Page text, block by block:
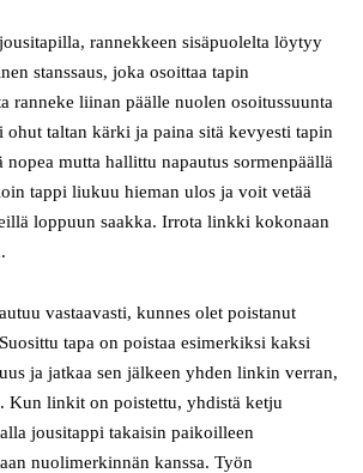
rannekkeen sisäpuolelta löytyy
stanssaus, joka osoittaa tapin
ranneke liinan päälle nuolen osoitussuunta
ohut taltan kärki ja paina sitä kevyesti tapin
nopea mutta hallittu napautus sormenpäällä
tappi liukuu hieman ulos ja voit vetää
loppuun saakka. Irrota linkki kokonaan
vastaavasti, kunnes olet poistanut
tapa on poistaa esimerkiksi kaksi
ja jatkaa sen jälkeen yhden linkin verran,
Kun linkit on poistettu, yhdistä ketju
jousitappi takaisin paikoilleen
nuolimerkinnän kanssa. Työn